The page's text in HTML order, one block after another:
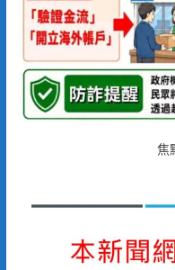
焦